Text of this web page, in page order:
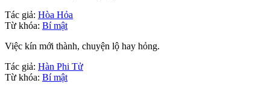
Tác giả: Hòa Hỏa
Từ khóa: Bí mật
Việc kín mới thành, chuyện lộ hay hỏng.
Tác giả: Hàn Phi Tử
Từ khóa: Bí mật